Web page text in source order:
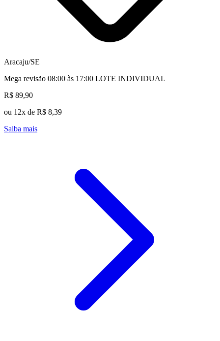
Aracaju/SE
Mega revisão 08:00 às 17:00 LOTE INDIVIDUAL
R$ 89,90
ou 12x de R$ 8,39
Saiba mais